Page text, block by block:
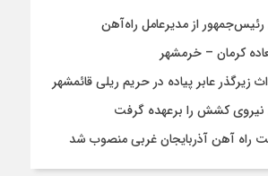
رئیس‌جمهور از مدیرعامل راه‌آهن
کرمان – خرمشهر
زیرگذر عابر پیاده در حریم ریلی قائمشهر
کشش را برعهده گرفت
راه آهن آذربایجان غربی منصوب شد